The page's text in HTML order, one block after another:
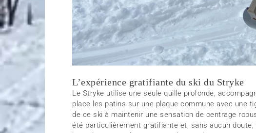
L’expérience gratifiante du ski du Stryke
Le Stryke utilise une seule quille profonde,
place les patins sur une plaque commune avec une
de ce ski à maintenir une sensation de centrage
été particulièrement gratifiante et, sans aucun